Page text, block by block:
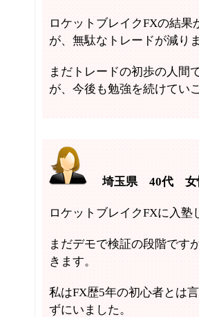
ロケットブレイクFXの結
が、無駄なトレードが減り
まだトレードの初歩の人間
が、今後も勉強を続けてい
埼玉県 40代 女
ロケットブレイクFXに入
まだデモで検証の段階です
きます。
私はFX歴5年の初心者とは
ずにいました。